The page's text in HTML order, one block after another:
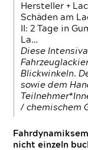
Hersteller +
Schäden am
II: 2 Tage in
La…
Diese
Blickwinkeln.
sowie dem
/ chemischem
nicht einzeln